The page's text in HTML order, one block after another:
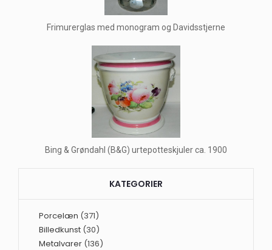
Frimurerglas med monogram og Davidsstjerne
Bing & Grøndahl (B&G) urtepotteskjuler ca. 1900
KATEGORIER
Porcelæn (371)
Billedkunst (30)
Metalvarer (136)